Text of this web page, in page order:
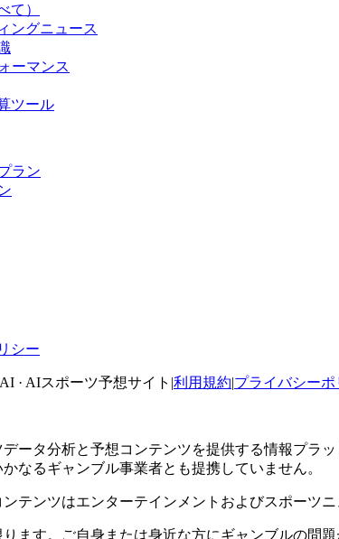
て）
ングニュース
ーマンス
ツール
ラン
シー
· AIスポーツ予想サイト |利用規約|プライバシーポ
データ分析と予想コンテンツを提供する情報プラ
なるギャンブル事業者とも提携していません。
テンツはエンターテインメントおよびスポーツ
ます。ご自身または身近な方にギャンブルの問